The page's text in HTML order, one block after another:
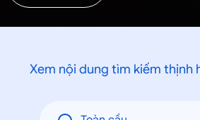
Xem nội dung tìm kiếm thịnh